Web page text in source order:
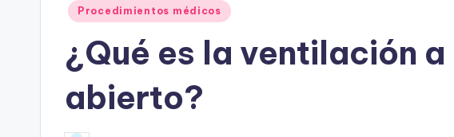
Publicado
Procedimientos médicos
¿Qué es la ventilación a
abierto?